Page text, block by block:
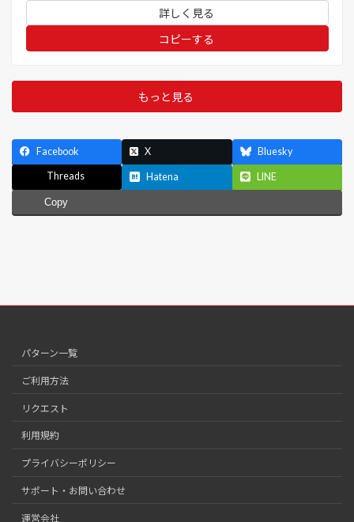
詳しく見る
コピーする
もっと見る
Facebook X Bluesky
Threads Hatena LINE
Copy
パターン一覧
ご利用方法
リクエスト
利用規約
プライバシーポリシー
サポート・お問い合わせ
運営会社